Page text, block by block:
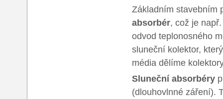
Základním stavebním
absorbér, což je
odvod teplonosného
sluneční kolektor,
média dělíme
Sluneční absorbéry
(dlouhovlnné záření).